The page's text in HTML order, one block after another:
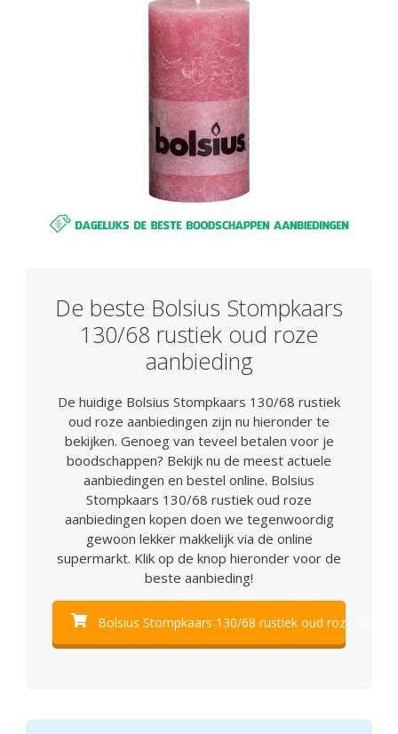
De beste Bolsius Stompkaars
130/68 rustiek oud roze
aanbieding
De huidige Bolsius Stompkaars 130/68 rustiek
oud roze aanbiedingen zijn nu hieronder te
bekijken. Genoeg van teveel betalen voor je
boodschappen? Bekijk nu de meest actuele
aanbiedingen en bestel online. Bolsius
Stompkaars 130/68 rustiek oud roze
aanbiedingen kopen doen we tegenwoordig
gewoon lekker makkelijk via de online
supermarkt. Klik op de knop hieronder voor de
beste aanbieding!
Bolsius Stompkaars 130/68 rustiek oud roze